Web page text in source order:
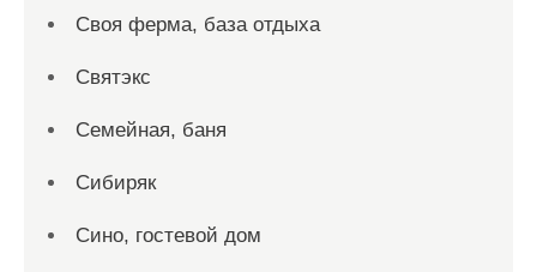
Своя ферма, база отдыха
Святэкс
Семейная, баня
Сибиряк
Сино, гостевой дом